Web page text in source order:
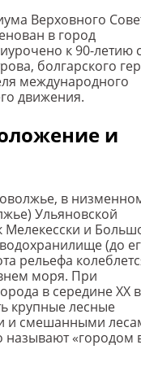
Верховного
в город
к 90-летию
болгарского
международного
движения.
и
в
Ульяновской
Мелекесски и
(до
рельефа
моря. При
в середине XX
крупные лесные
и смешанными
называют «городом